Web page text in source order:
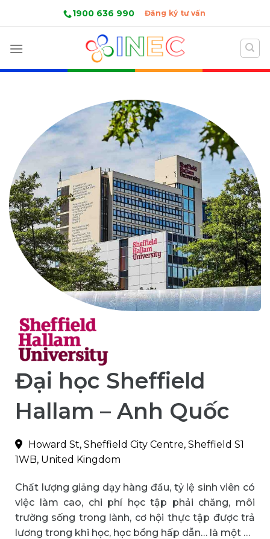
1900 636 990 Đăng ký tư vấn
Đại học Sheffield
Hallam – Anh Quốc
Howard St, Sheffield City Centre, Sheffield S1
1WB, United Kingdom
Chất lượng giảng dạy hàng đầu, tỷ lệ sinh viên có
việc làm cao, chi phí học tập phải chăng, môi
trường sống trong lành, cơ hội thực tập được trả
lương trong khi học, học bổng hấp dẫn… là một số